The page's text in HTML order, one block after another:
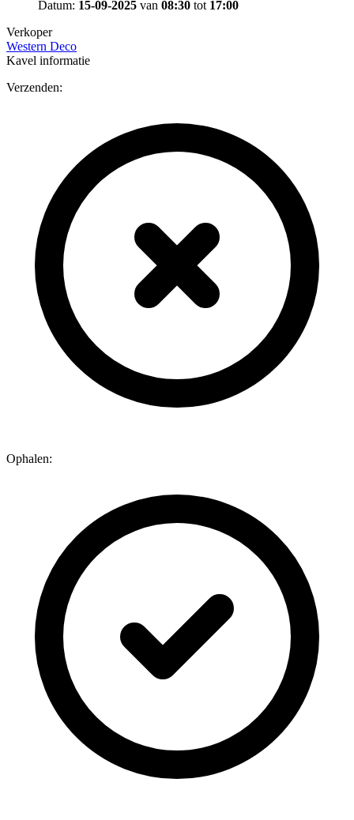
Datum: 15-09-2025 van 08:30 tot 17:00
Verkoper
Western Deco
Kavel informatie
Verzenden:
Ophalen: